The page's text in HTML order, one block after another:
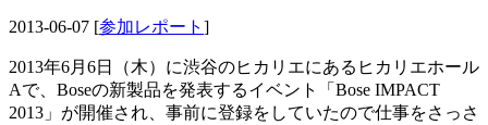
2013-06-07 [参加レポート ]
2013年6月6日（木）に渋谷のヒカリエにあるヒカリエホール
Aで、Boseの新製品を発表するイベント「Bose IMPACT
2013」が開催され、事前に登録をしていたので仕事をさっさ